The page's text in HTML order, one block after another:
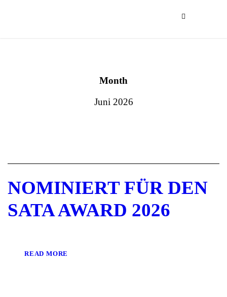
Month
Juni 2026
NOMINIERT FÜR DEN
SATA AWARD 2026
READ MORE